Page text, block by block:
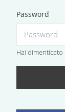
Password
Hai dimenticato